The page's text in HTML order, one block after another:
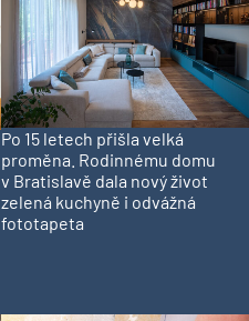
Po 15 letech přišla velká
proměna. Rodinnému domu
v Bratislavě dala nový život
zelená kuchyně i odvážná
fototapeta